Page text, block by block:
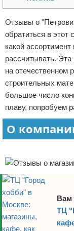
Обзоры услуг
Деловое
Менеджмент
Отзывы о
обратиться в этот
какой
рассчитывать. Эта
на отечественном
строительных
большое число
плаву, попробуем
О
Вам
ТЦ